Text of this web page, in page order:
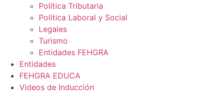
Política Tributaria
Política Laboral y Social
Legales
Turismo
Entidades FEHGRA
Entidades
FEHGRA EDUCA
Videos de Inducción